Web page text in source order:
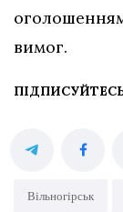
вимог.
Вільногірськ